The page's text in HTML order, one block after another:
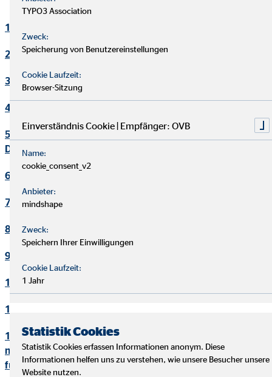
1. Verantwortlicher
2. Kontakt Datenschutzbeauftragter
3. Maßgebliche Rechtsgrundlagen
4. Sicherheitsmaßnahmen
5. Übermittlung und Offenbarung von personenbezogenen
Daten
6. Datenverarbeitung in Drittländern
7. Einsatz von Cookies
8. Kontaktaufnahme
9. Bereitstellung des Onlineangebotes und Webhosting
10. Bewerbungsverfahren
11. Online-Marketing
12. Informationen zum Datenschutz und rechtlich
notwendige Informationen beim Einsatz des Service "Zoom"
für Videokonferenzen
TYPO3 Association
Zweck:
Speicherung von Benutzereinstellungen
Cookie Laufzeit:
Browser-Sitzung
Einverständnis Cookie | Empfänger: OVB
Name:
cookie_consent_v2
Anbieter:
mindshape
Zweck:
Speichern Ihrer Einwilligungen
Cookie Laufzeit:
1 Jahr
Statistik Cookies
Statistik Cookies erfassen Informationen anonym. Diese
Informationen helfen uns zu verstehen, wie unsere Besucher unsere
Website nutzen.